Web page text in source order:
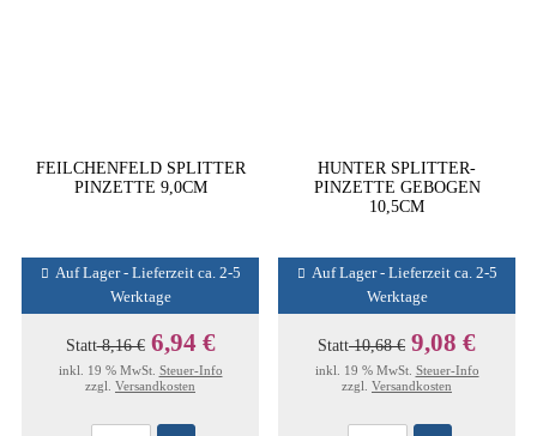
FEILCHENFELD SPLITTER
PINZETTE 9,0CM
Auf Lager - Lieferzeit ca. 2-5
Werktage
Statt8,16 € 6,94 €
inkl. 19 % MwSt. Steuer-Info
zzgl. Versandkosten
HUNTER SPLITTER-
PINZETTE GEBOGEN
10,5CM
Auf Lager - Lieferzeit ca. 2-5
Werktage
Statt10,68 € 9,08 €
inkl. 19 % MwSt. Steuer-Info
zzgl. Versandkosten